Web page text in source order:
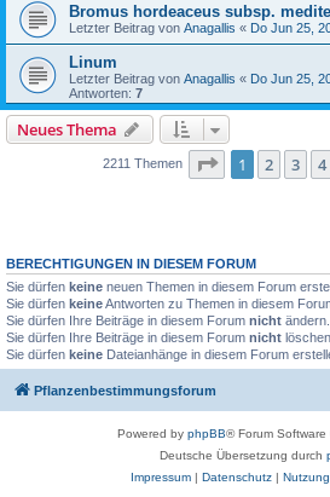
Bromus hordeaceus subsp.
Letzter Beitrag von Anagallis « Do Jun 25,
Linum
Letzter Beitrag von Anagallis « Do Jun 25,
Antworten: 7
Neues Thema
2211 Themen Seite 1von 45
1 2 3 4
BERECHTIGUNGEN IN DIESEM FORUM
Sie dürfen keine neuen Themen in diesem Forum
Sie dürfen keineAntworten zu Themen in diesem
Sie dürfen Ihre Beiträge in diesem Forum nicht ändern.
Sie dürfen Ihre Beiträge in diesem Forum nicht löschen.
Sie dürfen keine Dateianhänge in diesem Forum
Pflanzenbestimmungsforum
Powered by phpBB® Forum
Deutsche Übersetzung durch
Impressum | Datenschutz |